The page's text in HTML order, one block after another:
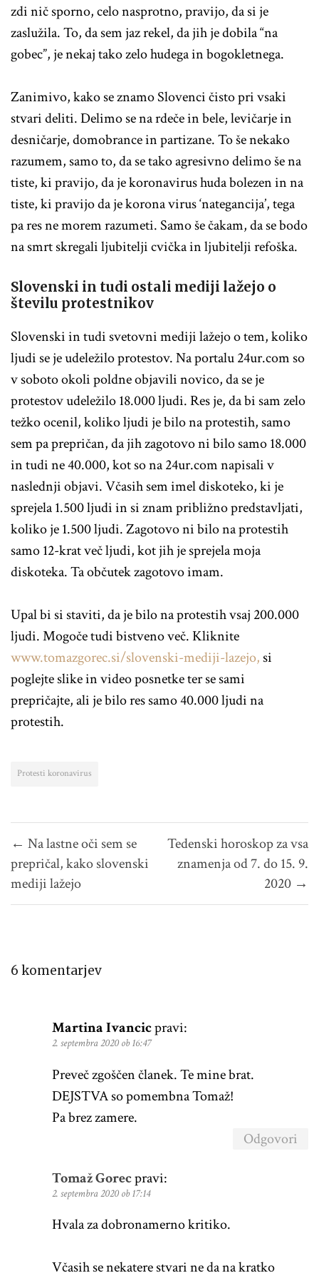
zdi nič sporno, celo nasprotno, pravijo, da si je
zaslužila. To, da sem jaz rekel, da jih je dobila “na
gobec”, je nekaj tako zelo hudega in bogokletnega.
Zanimivo, kako se znamo Slovenci čisto pri vsaki
stvari deliti. Delimo se na rdeče in bele, levičarje in
desničarje, domobrance in partizane. To še nekako
razumem, samo to, da se tako agresivno delimo še na
tiste, ki pravijo, da je koronavirus huda bolezen in na
tiste, ki pravijo da je korona virus ‘nategancija’, tega
pa res ne morem razumeti. Samo še čakam, da se bodo
na smrt skregali ljubitelji cvička in ljubitelji refoška.
Slovenski in tudi ostali mediji lažejo o
številu protestnikov
Slovenski in tudi svetovni mediji lažejo o tem, koliko
ljudi se je udeležilo protestov. Na portalu 24ur.com so
v soboto okoli poldne objavili novico, da se je
protestov udeležilo 18.000 ljudi. Res je, da bi sam zelo
težko ocenil, koliko ljudi je bilo na protestih, samo
sem pa prepričan, da jih zagotovo ni bilo samo 18.000
in tudi ne 40.000, kot so na 24ur.com napisali v
naslednji objavi. Včasih sem imel diskoteko, ki je
sprejela 1.500 ljudi in si znam približno predstavljati,
koliko je 1.500 ljudi. Zagotovo ni bilo na protestih
samo 12-krat več ljudi, kot jih je sprejela moja
diskoteka. Ta občutek zagotovo imam.
Upal bi si staviti, da je bilo na protestih vsaj 200.000
ljudi. Mogoče tudi bistveno več. Kliknite
www.tomazgorec.si/slovenski-mediji-lazejo,si
poglejte slike in video posnetke ter se sami
prepričajte, ali je bilo res samo 40.000 ljudi na
protestih.
Protesti koronavirus
prispevka
← Na lastne oči sem se
prepričal, kako slovenski
mediji lažejo
Tedenski horoskop za vsa
znamenja od 7. do 15. 9.
2020 →
6 komentarjev
Martina Ivancicpravi:
2. septembra 2020 ob 16:47
Preveč zgoščen članek. Te mine brat.
DEJSTVA so pomembna Tomaž!
Pa brez zamere.
Odgovori
Tomaž Gorecpravi:
2. septembra 2020 ob 17:14
Hvala za dobronamerno kritiko.
Včasih se nekatere stvari ne da na kratko